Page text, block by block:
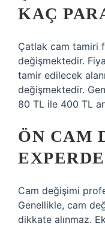
KAÇ
Çatlak cam tamiri
değişmektedir.
tamir edilecek
değişmektedir.
80 TL ile 400 TL
ÖN CAM
Cam değişimi
Genellikle, cam
dikkate alınmaz.